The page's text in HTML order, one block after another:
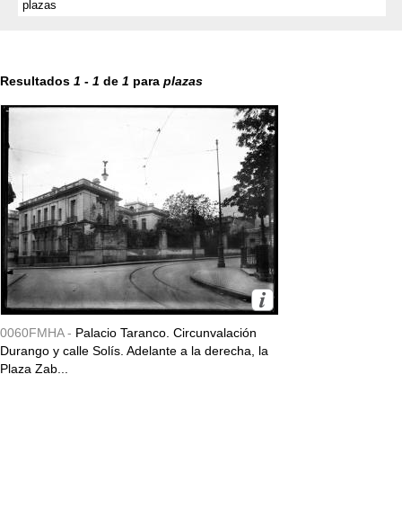
Resultados 1 - 1 de 1 para plazas
0060FMHA - Palacio Taranco. Circunvalación
Durango y calle Solís. Adelante a la derecha, la
Plaza Zab...